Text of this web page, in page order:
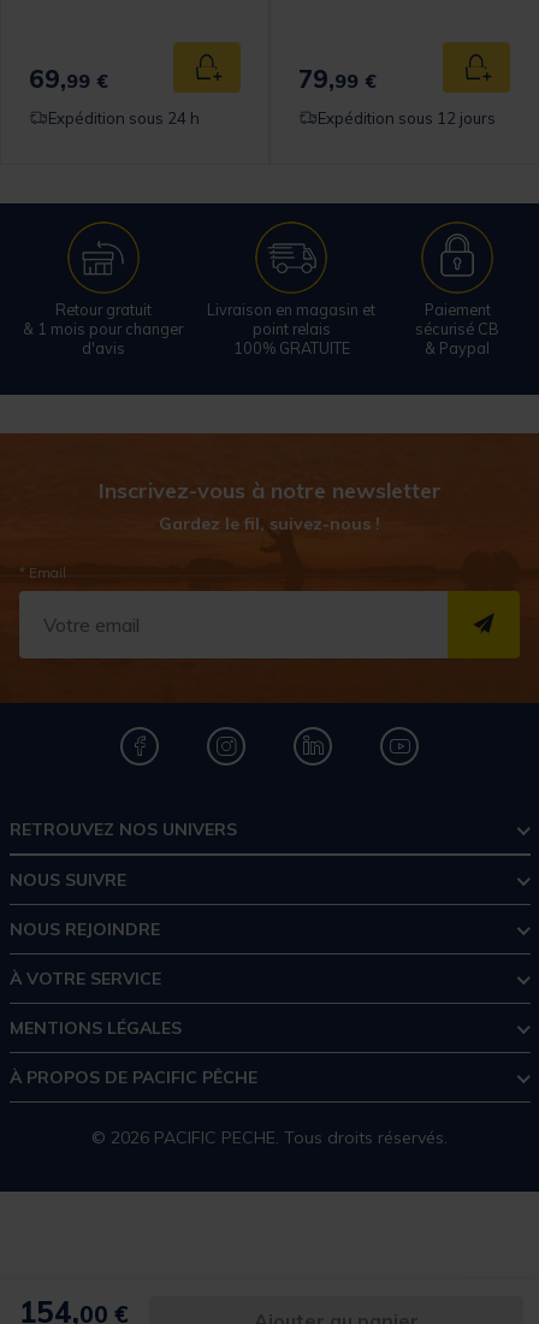
154,00 €
panier
69,99 € Ajouter au panier
Expédition sous 24 h
79,99 €
Expédition sous 12 jours
Retour gratuit
& 1 mois pour changer
d'avis
Livraison en magasin et
point relais
100% GRATUITE
Paiement
sécurisé CB
& Paypal
Inscrivez-vous à notre newsletter
Gardez le fil, suivez-nous !
* Email
RETROUVEZ NOS UNIVERS
NOUS SUIVRE
NOUS REJOINDRE
À VOTRE SERVICE
MENTIONS LÉGALES
À PROPOS DE PACIFIC PÊCHE
© 2026 PACIFIC PECHE. Tous droits réservés.